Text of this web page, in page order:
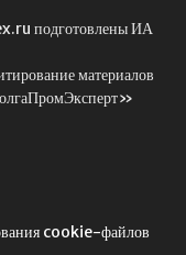
подготовлены ИА
материалов
cookie-файлов